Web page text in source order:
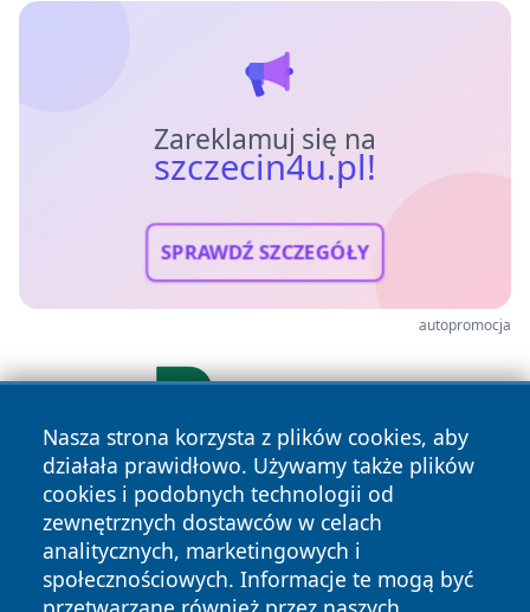
Zareklamuj się na
szczecin4u.pl!
SPRAWDŹ SZCZEGÓŁY
autopromocja
Nasza strona korzysta z plików cookies, aby
działała prawidłowo. Używamy także plików
cookies i podobnych technologii od
zewnętrznych dostawców w celach
analitycznych, marketingowych i
społecznościowych. Informacje te mogą być